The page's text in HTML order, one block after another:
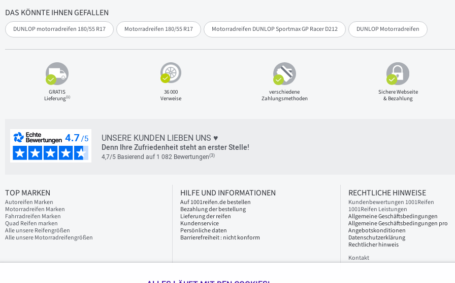
DAS KÖNNTE IHNEN GEFALLEN
DUNLOP motorradreifen 180/55 R17 Motorradreifen 180/55 R17 Motorradreifen DUNLOP Sportmax GP Racer D212 DUNLOP Motorradreifen
GRATIS
Lieferung(1)
36 000
Verweise
verschiedene
Zahlungsmethoden
Sichere Webseite
& Bezahlung
UNSERE KUNDEN LIEBEN UNS ♥
Denn Ihre Zufriedenheit steht an erster Stelle!
4,7/5 Basierend auf 1 082 Bewertungen(3)
TOP MARKEN
Autoreifen Marken
Motorradreifen Marken
Fahrradreifen Marken
Quad Reifen marken
Alle unsere Reifengrößen
Alle unsere Motorradreifengrößen
HILFE UND INFORMATIONEN
Auf 1001reifen.de bestellen
Bezahlung der bestellung
Lieferung der reifen
Kundenservice
Persönliche daten
Barrierefreiheit : nicht konform
RECHTLICHE HINWEISE
Kundenbewertungen 1001Reifen
1001Reifen Leistungen
Allgemeine Geschäftsbedingungen
Allgemeine Geschäftsbedingungen pro
Angebotskonditionen
Datenschutzerklärung
Rechtlicher hinweis
Kontakt